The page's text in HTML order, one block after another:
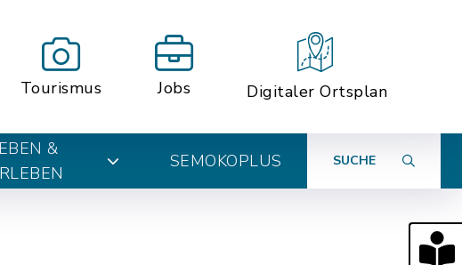
Tourismus Jobs Digitaler Ortsplan
&
SEMOKOPLUS SUCHE